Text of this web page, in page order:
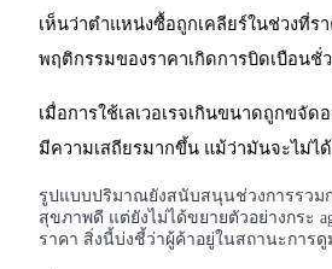
ได้รับเห็นว่าตำแหน่งซื้อถูกเคลียร์ในช่วงที่
พฤติกรรมของราคาเกิดการบิดเบือนชั่
เมื่อการใช้เลเวอเรจเกินขนาดถูกขจั
มีความเสถียรมากขึ้น แม้ว่ามันจะไม่
รูปแบบปริมาณยังสนับสนุนช่วงการรวม
สุขภาพดี แต่ยังไม่ได้ขยายตัวอย่างกระ
ราคา สิ่งนี้บ่งชี้ว่าผู้ค้าอยู่ในสถานะการดู